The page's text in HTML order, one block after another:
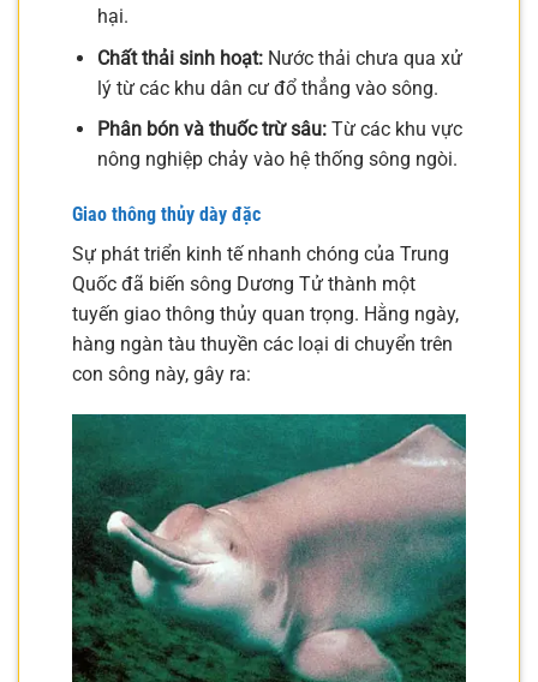
hại.
Chất thải sinh hoạt:Nước thải chưa qua xử
lý từ các khu dân cư đổ thẳng vào sông.
Phân bón và thuốc trừ sâu:Từ các khu vực
nông nghiệp chảy vào hệ thống sông ngòi.
Giao thông thủy dày đặc
Sự phát triển kinh tế nhanh chóng của Trung
Quốc đã biến sông Dương Tử thành một
tuyến giao thông thủy quan trọng. Hằng ngày,
hàng ngàn tàu thuyền các loại di chuyển trên
con sông này, gây ra: